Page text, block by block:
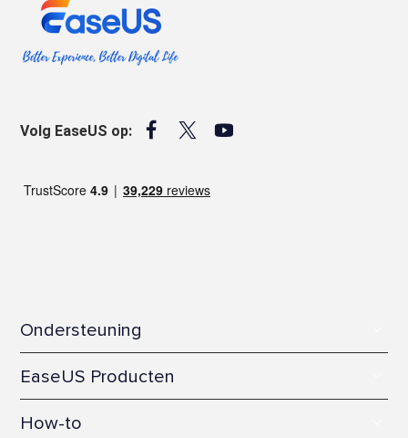
Volg EaseUS op:   
Ondersteuning
Kenniscentrum
Licentiecode activeren
Contact opnemen met het Support Team
EaseUS Producten
Gratis Gegevensherstel Software
How-to